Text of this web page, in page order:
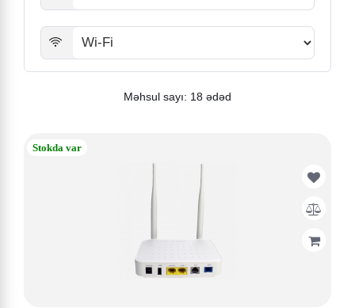
Məhsul sayı: 18 ədəd
Stokda var